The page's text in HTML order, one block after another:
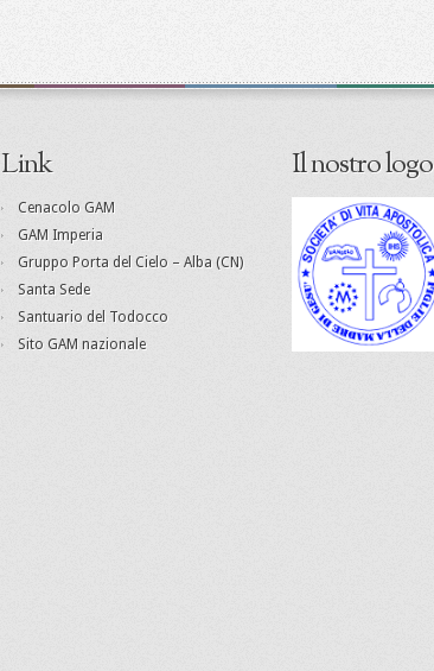
Link
Cenacolo GAM
GAM Imperia
Gruppo Porta del Cielo – Alba (CN)
Santa Sede
Santuario del Todocco
Sito GAM nazionale
Il nostro logo